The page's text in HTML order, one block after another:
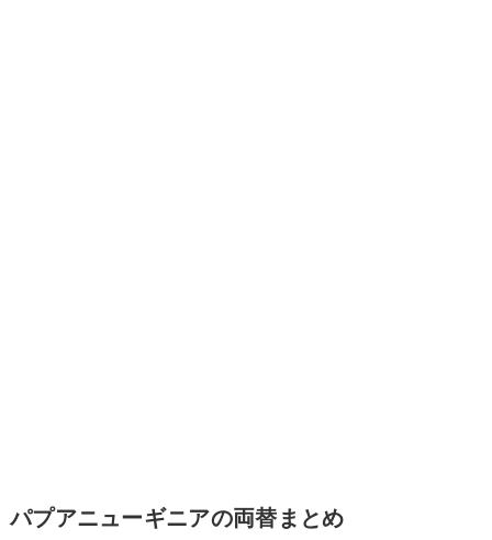
パプアニューギニアの両替まとめ